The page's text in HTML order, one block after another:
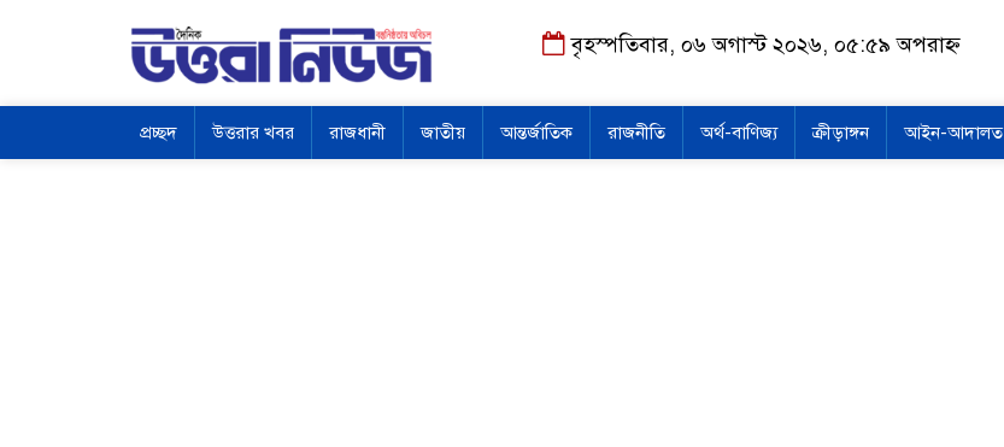
বৃহস্পতিবার, ০৬ অগাস্ট ২০২৬, ০৫:৫৯ অপরাহ্ন
প্রচ্ছদ উত্তরার খবর রাজধানী জাতীয় আন্তর্জাতিক রাজনীতি অর্থ-বাণিজ্য ক্রীড়াঙ্গন আইন-আদালত